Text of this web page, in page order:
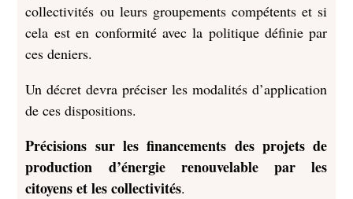
collectivités ou leurs groupements compétents et si
cela est en conformité avec la politique définie par
ces deniers.
Un décret devra préciser les modalités d’application
de ces dispositions.
Précisions sur les financements des projets de
production d’énergie renouvelable par les
citoyens et les collectivités.